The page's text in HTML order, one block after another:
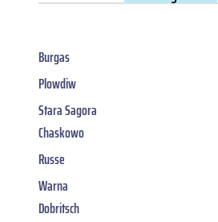
Burgas
Plowdiw
Stara Sagora
Chaskowo
Russe
Warna
Dobritsch